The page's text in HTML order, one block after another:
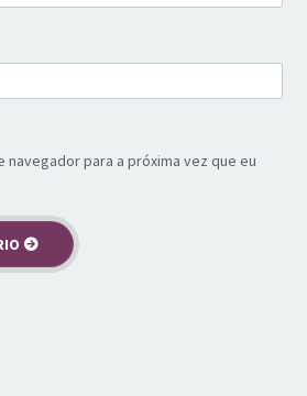
navegador para a próxima vez que eu